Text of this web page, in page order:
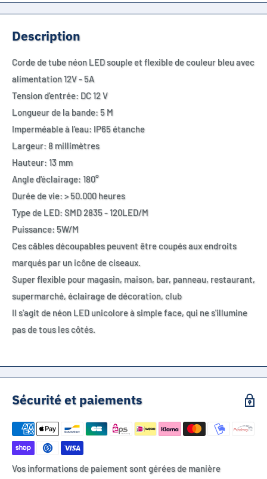
Description
Corde de tube néon LED souple et flexible de couleur bleuavec
alimentation 12V - 5A
Tension d'entrée: DC 12 V
Longueur de la bande: 5 M
Imperméable à l'eau: IP65 étanche
Largeur: 8 millimètres
Hauteur: 13 mm
Angle d'éclairage: 180°
Durée de vie: > 50.000 heures
Type de LED: SMD 2835 - 120LED/M
Puissance: 5W/M
Ces câbles découpables peuvent être coupés aux endroits
marqués par un icône de ciseaux.
Super flexible pour magasin, maison, bar, panneau, restaurant,
supermarché, éclairage de décoration, club
Il s'agit de néon LED unicolore à simple face, qui ne s'illumine
pas de tous les côtés.
Sécurité et paiements
Vos informations de paiement sont gérées de manière